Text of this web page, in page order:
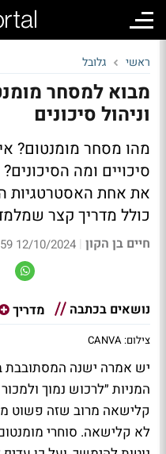
ראשי גלובל
מבוא למסחר
וניהול סיכונים
מהו מסחר מומנטום?
סיכויים ומה
את אחת האסטרטגיות
כולל מדריך קצר
חיים בן הקון |
12/10/2024 18:59
נושאים בכתבה מדריך
צילום: CANVA
יש אמרה ישנה המסתובבת
המניות ״לרכוש נמוך
קלישאה מרוב שזה פשוט
לא קלישאה. סוחרי